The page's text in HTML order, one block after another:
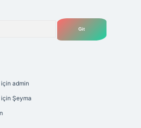
için admin
için Şeyma